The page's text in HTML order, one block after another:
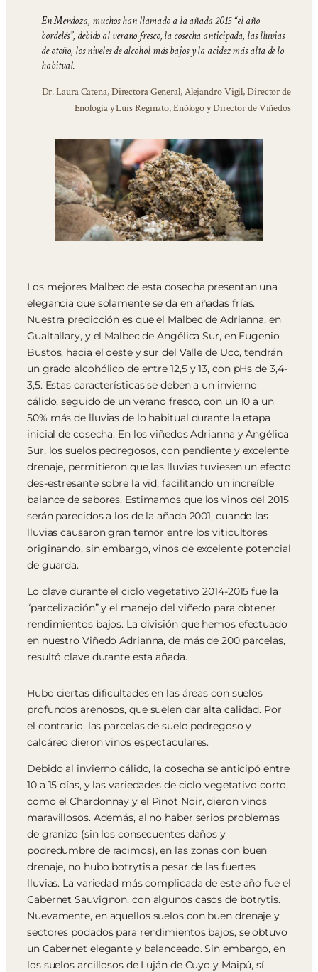
En Mendoza, muchos han llamado a la añada 2015 “el año
bordelés”, debido al verano fresco, la cosecha anticipada, las lluvias
de otoño, los niveles de alcohol más bajos y la acidez más alta de lo
habitual.
Dr. Laura Catena, Directora General, Alejandro Vigil, Director de
Enología y Luis Reginato, Enólogo y Director de Viñedos
Los mejores Malbec de esta cosecha presentan una
elegancia que solamente se da en añadas frías.
Nuestra predicción es que el Malbec de Adrianna, en
Gualtallary, y el Malbec de Angélica Sur, en Eugenio
Bustos, hacia el oeste y sur del Valle de Uco, tendrán
un grado alcohólico de entre 12,5 y 13, con pHs de 3,4-
3,5. Estas características se deben a un invierno
cálido, seguido de un verano fresco, con un 10 a un
50% más de lluvias de lo habitual durante la etapa
inicial de cosecha. En los viñedos Adrianna y Angélica
Sur, los suelos pedregosos, con pendiente y excelente
drenaje, permitieron que las lluvias tuviesen un efecto
des-estresante sobre la vid, facilitando un increíble
balance de sabores. Estimamos que los vinos del 2015
serán parecidos a los de la añada 2001, cuando las
lluvias causaron gran temor entre los viticultores
originando, sin embargo, vinos de excelente potencial
de guarda.
Lo clave durante el ciclo vegetativo 2014-2015 fue la
“parcelización” y el manejo del viñedo para obtener
rendimientos bajos. La división que hemos efectuado
en nuestro Viñedo Adrianna, de más de 200 parcelas,
resultó clave durante esta añada.
Hubo ciertas dificultades en las áreas con suelos
profundos arenosos, que suelen dar alta calidad. Por
el contrario, las parcelas de suelo pedregoso y
calcáreo dieron vinos espectaculares.
Debido al invierno cálido, la cosecha se anticipó entre
10 a 15 días, y las variedades de ciclo vegetativo corto,
como el Chardonnay y el Pinot Noir, dieron vinos
maravillosos. Además, al no haber serios problemas
de granizo (sin los consecuentes daños y
podredumbre de racimos), en las zonas con buen
drenaje, no hubo botrytis a pesar de las fuertes
lluvias. La variedad más complicada de este año fue el
Cabernet Sauvignon, con algunos casos de botrytis.
Nuevamente, en aquellos suelos con buen drenaje y
sectores podados para rendimientos bajos, se obtuvo
un Cabernet elegante y balanceado. Sin embargo, en
los suelos arcillosos de Luján de Cuyo y Maipú, sí